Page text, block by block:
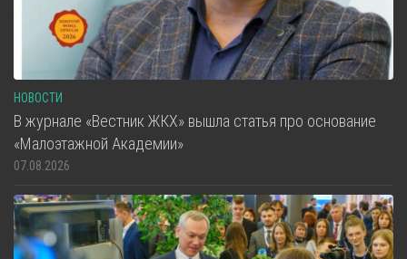
НОВОСТИ
В журнале «Вестник ЖКХ» вышла статья про основание
«Малоэтажной Академии»
07.08.2026